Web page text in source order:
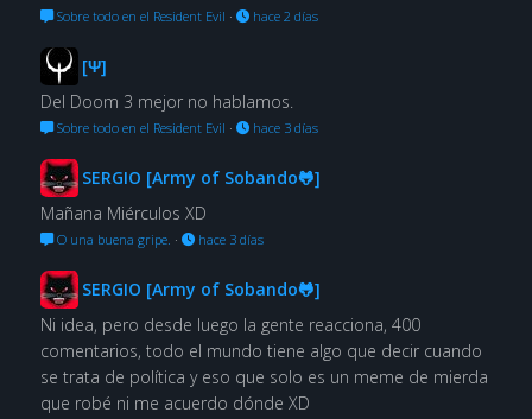
Sobre todo en el Resident Evil · hace 2 días
[Ψ]
Del Doom 3 mejor no hablamos.
Sobre todo en el Resident Evil · hace 3 días
SERGIO [Army of Sobando🐸]
Mañana Miérculos XD
O una buena gripe. · hace 3 días
SERGIO [Army of Sobando🐸]
Ni idea, pero desde luego la gente reacciona, 400
comentarios, todo el mundo tiene algo que decir cuando
se trata de política y eso que solo es un meme de mierda
que robé ni me acuerdo dónde XD